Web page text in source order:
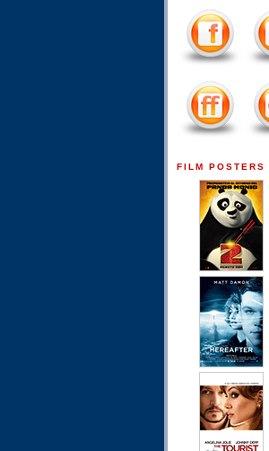
FILM POSTERS